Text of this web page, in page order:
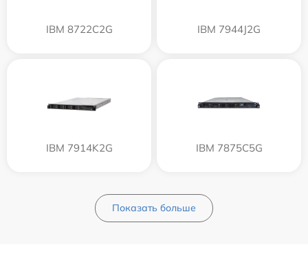
IBM 8722C2G IBM 7944J2G
IBM 7914K2G IBM 7875C5G
Показать больше